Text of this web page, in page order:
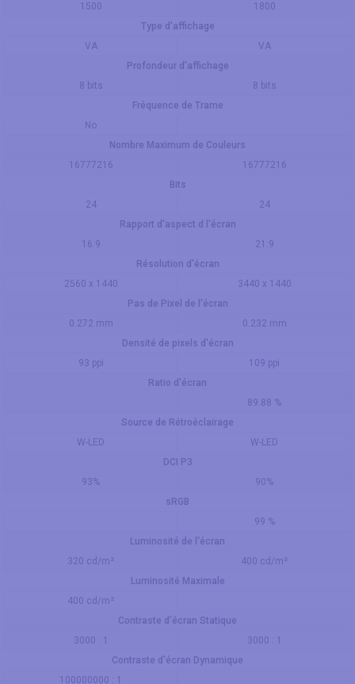
1500
1800
Type d'affichage
VA
VA
Profondeur d'affichage
8 bits
8 bits
Fréquence de Trame
No
Nombre Maximum de Couleurs
16777216
16777216
Bits
24
24
Rapport d'aspect d l'écran
16:9
21:9
Résolution d'écran
2560 x 1440
3440 x 1440
Pas de Pixel de l'écran
0.272 mm
0.232 mm
Densité de pixels d'écran
93 ppi
109 ppi
Ratio d'écran
89.88 %
Source de Rétroéclairage
W-LED
W-LED
DCI P3
93%
90%
sRGB
99 %
Luminosité de l'écran
320 cd/m²
400 cd/m²
Luminosité Maximale
400 cd/m²
Contraste d'écran Statique
3000 : 1
3000 : 1
Contraste d'écran Dynamique
100000000 : 1